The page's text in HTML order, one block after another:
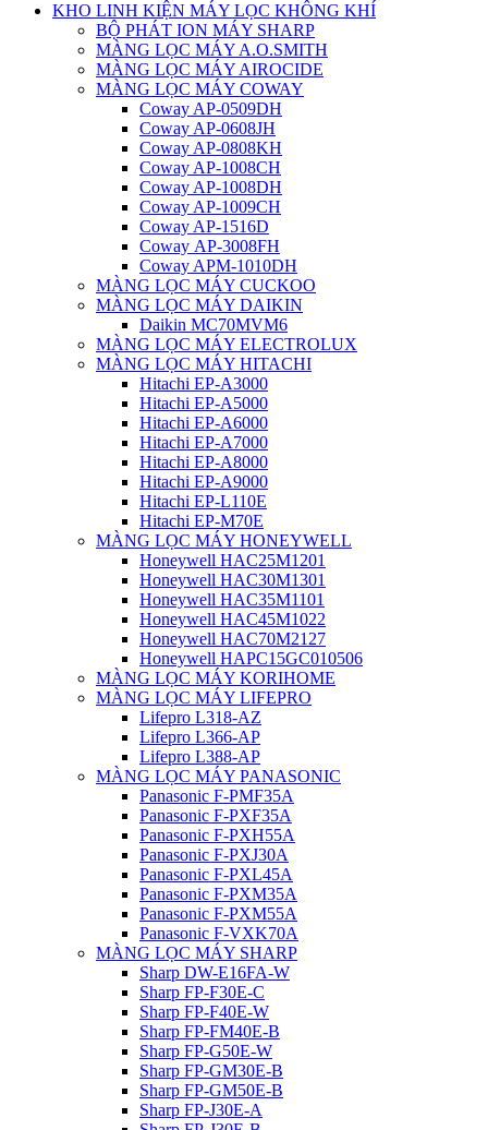
KHO LINH KIỆN MÁY LỌC KHÔNG KHÍ
BỘ PHÁT ION MÁY SHARP
MÀNG LỌC MÁY A.O.SMITH
MÀNG LỌC MÁY AIROCIDE
MÀNG LỌC MÁY COWAY
Coway AP-0509DH
Coway AP-0608JH
Coway AP-0808KH
Coway AP-1008CH
Coway AP-1008DH
Coway AP-1009CH
Coway AP-1516D
Coway AP-3008FH
Coway APM-1010DH
MÀNG LỌC MÁY CUCKOO
MÀNG LỌC MÁY DAIKIN
Daikin MC70MVM6
MÀNG LỌC MÁY ELECTROLUX
MÀNG LỌC MÁY HITACHI
Hitachi EP-A3000
Hitachi EP-A5000
Hitachi EP-A6000
Hitachi EP-A7000
Hitachi EP-A8000
Hitachi EP-A9000
Hitachi EP-L110E
Hitachi EP-M70E
MÀNG LỌC MÁY HONEYWELL
Honeywell HAC25M1201
Honeywell HAC30M1301
Honeywell HAC35M1101
Honeywell HAC45M1022
Honeywell HAC70M2127
Honeywell HAPC15GC010506
MÀNG LỌC MÁY KORIHOME
MÀNG LỌC MÁY LIFEPRO
Lifepro L318-AZ
Lifepro L366-AP
Lifepro L388-AP
MÀNG LỌC MÁY PANASONIC
Panasonic F-PMF35A
Panasonic F-PXF35A
Panasonic F-PXH55A
Panasonic F-PXJ30A
Panasonic F-PXL45A
Panasonic F-PXM35A
Panasonic F-PXM55A
Panasonic F-VXK70A
MÀNG LỌC MÁY SHARP
Sharp DW-E16FA-W
Sharp FP-F30E-C
Sharp FP-F40E-W
Sharp FP-FM40E-B
Sharp FP-G50E-W
Sharp FP-GM30E-B
Sharp FP-GM50E-B
Sharp FP-J30E-A